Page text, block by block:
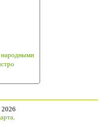
народными
2026
.